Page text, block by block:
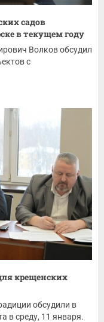
садов
в текущем году
Волков обсудил
с
крещенских
обсудили в
в среду, 11 января.